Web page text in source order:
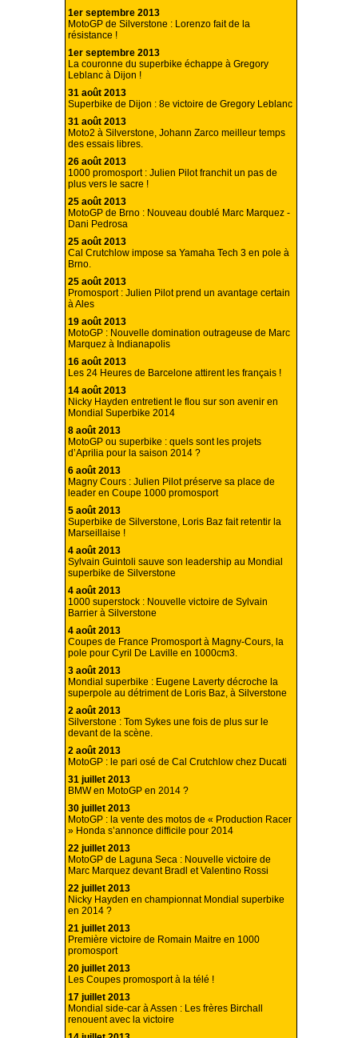
1er septembre 2013
MotoGP de Silverstone : Lorenzo fait de la
résistance !
1er septembre 2013
La couronne du superbike échappe à Gregory
Leblanc à Dijon !
31 août 2013
Superbike de Dijon : 8e victoire de Gregory Leblanc
31 août 2013
Moto2 à Silverstone, Johann Zarco meilleur temps
des essais libres.
26 août 2013
1000 promosport : Julien Pilot franchit un pas de
plus vers le sacre !
25 août 2013
MotoGP de Brno : Nouveau doublé Marc Marquez -
Dani Pedrosa
25 août 2013
Cal Crutchlow impose sa Yamaha Tech 3 en pole à
Brno.
25 août 2013
Promosport : Julien Pilot prend un avantage certain
à Ales
19 août 2013
MotoGP : Nouvelle domination outrageuse de Marc
Marquez à Indianapolis
16 août 2013
Les 24 Heures de Barcelone attirent les français !
14 août 2013
Nicky Hayden entretient le flou sur son avenir en
Mondial Superbike 2014
8 août 2013
MotoGP ou superbike : quels sont les projets
d’Aprilia pour la saison 2014 ?
6 août 2013
Magny Cours : Julien Pilot préserve sa place de
leader en Coupe 1000 promosport
5 août 2013
Superbike de Silverstone, Loris Baz fait retentir la
Marseillaise !
4 août 2013
Sylvain Guintoli sauve son leadership au Mondial
superbike de Silverstone
4 août 2013
1000 superstock : Nouvelle victoire de Sylvain
Barrier à Silverstone
4 août 2013
Coupes de France Promosport à Magny-Cours, la
pole pour Cyril De Laville en 1000cm3.
3 août 2013
Mondial superbike : Eugene Laverty décroche la
superpole au détriment de Loris Baz, à Silverstone
2 août 2013
Silverstone : Tom Sykes une fois de plus sur le
devant de la scène.
2 août 2013
MotoGP : le pari osé de Cal Crutchlow chez Ducati
31 juillet 2013
BMW en MotoGP en 2014 ?
30 juillet 2013
MotoGP : la vente des motos de « Production Racer
» Honda s’annonce difficile pour 2014
22 juillet 2013
MotoGP de Laguna Seca : Nouvelle victoire de
Marc Marquez devant Bradl et Valentino Rossi
22 juillet 2013
Nicky Hayden en championnat Mondial superbike
en 2014 ?
21 juillet 2013
Première victoire de Romain Maitre en 1000
promosport
20 juillet 2013
Les Coupes promosport à la télé !
17 juillet 2013
Mondial side-car à Assen : Les frères Birchall
renouent avec la victoire